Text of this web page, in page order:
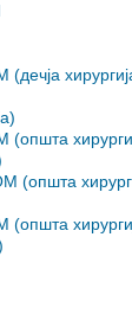
(општа